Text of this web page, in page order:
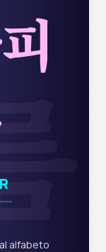
alfabeto